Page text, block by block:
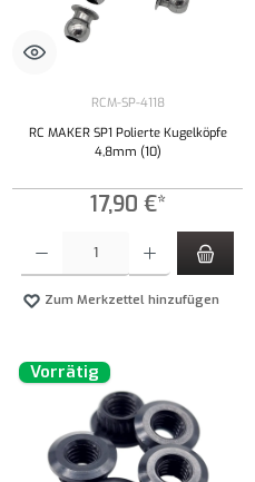
RCM-SP-4118
RC MAKER SP1 Polierte Kugelköpfe
4,8mm (10)
17,90 €*
Zum Merkzettel hinzufügen
Vorrätig